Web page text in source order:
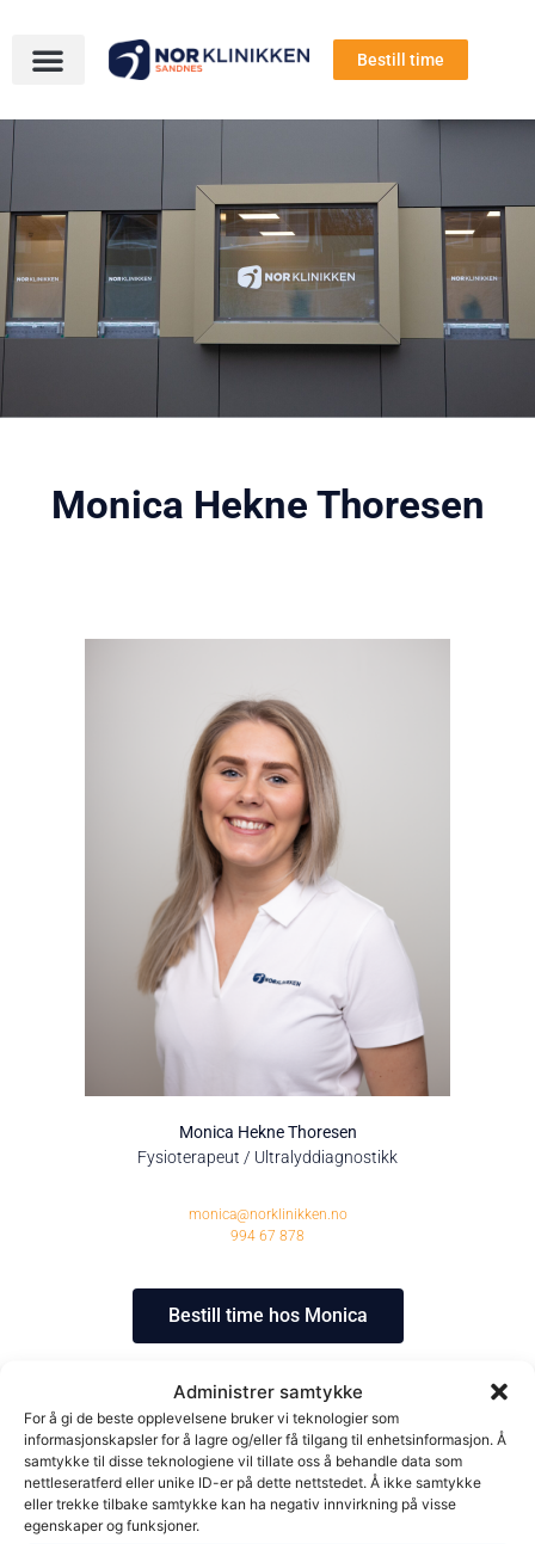
Administrer samtykke
For å gi de beste opplevelsene bruker vi teknologier som
informasjonskapsler for å lagre og/eller få tilgang til enhetsinformasjon. Å
samtykke til disse teknologiene vil tillate oss å behandle data som
nettleseratferd eller unike ID-er på dette nettstedet. Å ikke samtykke
eller trekke tilbake samtykke kan ha negativ innvirkning på visse
egenskaper og funksjoner.
Bestill time
Monica Hekne Thoresen
Utdannelse og erfaring
Monica er utdannet fysioterapeut med etterutdanning i
klinisk ortopedisk medisin OMI og holder nå på med
videreutdannelse i ultralyd diagnostikk.
Monica Hekne Thoresen
Fysioterapeut / Ultralyddiagnostikk
monica@norklinikken.no
994 67 878
Bestill time hos Monica